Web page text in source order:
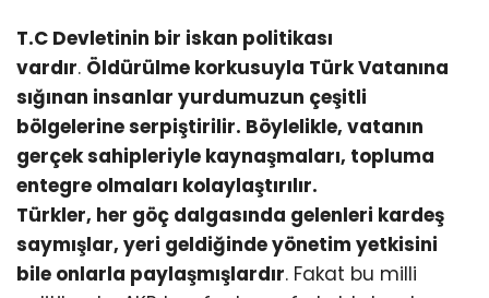
T.C Devletinin bir iskan politikası
vardır. Öldürülme korkusuyla Türk Vatanına
sığınan insanlar yurdumuzun çeşitli
bölgelerine serpiştirilir. Böylelikle, vatanın
gerçek sahipleriyle kaynaşmaları, topluma
entegre olmaları kolaylaştırılır.
Türkler, her göç dalgasında gelenleri kardeş
saymışlar, yeri geldiğinde yönetim yetkisini
bile onlarla paylaşmışlardır. Fakat bu milli